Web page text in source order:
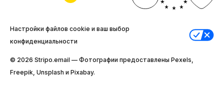
Настройки файлов cookie и ваш выбор
конфиденциальности
© 2026 Stripо.email — Фотографии предоставлены Pexels,
Freepik, Unsplash и Pixabay.